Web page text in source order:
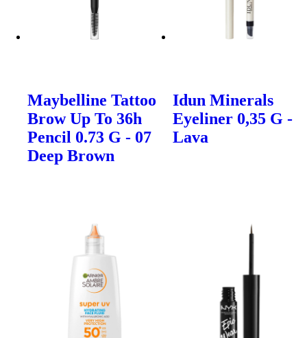
Maybelline Tattoo
Brow Up To 36h
Pencil 0.73 G - 07
Deep Brown
Idun Minerals
Eyeliner 0,35 G -
Lava